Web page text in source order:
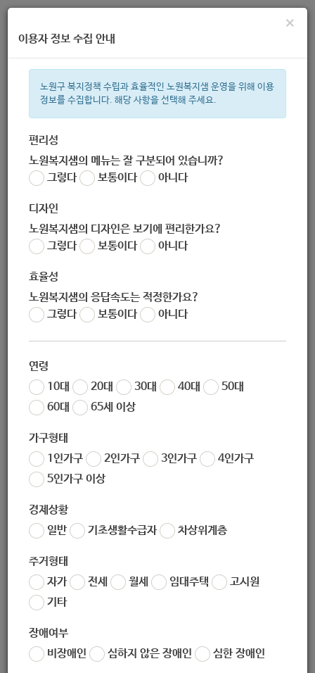
주간 인기검색어
한눈으로 보는 복지 정보
×
이용자 정보 수집 안내
노원구 복지정책 수립과 효율적인 노원복지샘 운영을 위해 이용
정보를 수집합니다. 해당 사항을 선택해 주세요.
편리성
노원복지샘의 메뉴는 잘 구분되어 있습니까?
그렇다
보통이다 아니다
디자인
노원복지샘의 디자인은 보기에 편리한가요?
그렇다
보통이다 아니다
효율성
노원복지샘의 응답속도는 적정한가요?
그렇다
보통이다 아니다
연령
10대
20대 30대 40대
50대
60대
65세 이상
가구형태
1인가구
2인가구 3인가구
4인가구
5인가구 이상
경제상황
일반
기초생활수급자 차상위계층
주거형태
자가
전세 월세 임대주택
고시원
기타
장애여부
비장애인
심하지 않은 장애인 심한 장애인
고, 하나둘 모여 커다란 어려움을 이겨낼 수 있게 합니
다. 여러분이 이뤄내는 가능성, 그것이 우리 노원의 가
능성입니다.
서울시 사회복지 공동모금회와 함께하는
따뜻한 겨울나기 모금 참여는!
하나. 남녀노소, 연령 그리고 금액에 관계없이 모두 할 수 있
고 모두를 도울 수 있습니다!
유치원에 아장아장 다니고 있는 아동의 100원에서부터 머리카락이
희끗희끗한 노인의 1,000원까지 상관없이 후원할 수 있습니다.
우리의 후원은 여러분의 친구를 도울 수도 있고, 여러분의 이웃을 도울
수도 있고, 여러분 자신을 도울 수도 있는 힘이 될 것입니다.